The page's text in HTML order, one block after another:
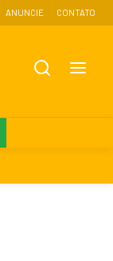
ANUNCIE CONTATO